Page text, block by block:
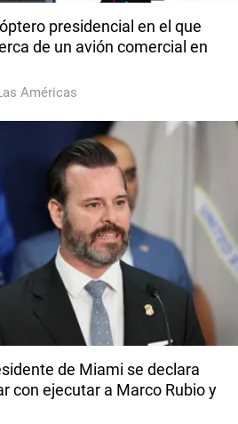
presidencial en el que
de un avión comercial en
Américas
de Miami se declara
con ejecutar a Marco Rubio y